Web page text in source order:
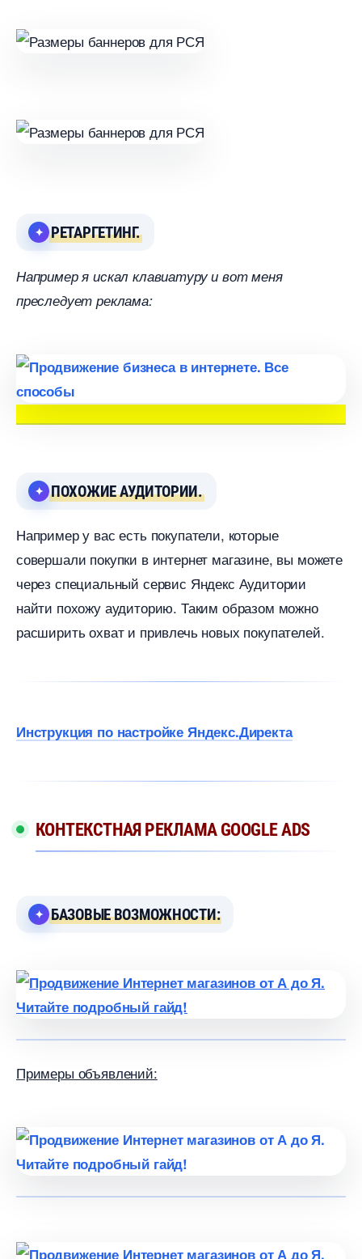
РЕТАРГЕТИНГ.
Например я искал клавиатуру и вот меня
преследует реклама:
ПОХОЖИЕ АУДИТОРИИ.
Например у вас есть покупатели, которые
совершали покупки в интернет магазине, вы можете
через специальный сервис Яндекс Аудитории
найти похожу аудиторию. Таким образом можно
расширить охват и привлечь новых покупателей.
Инструкция по настройке Яндекс.Директа
КОНТЕКСТНАЯ РЕКЛАМА GOOGLE ADS
БАЗОВЫЕ ВОЗМОЖНОСТИ:
Примеры объявлений: